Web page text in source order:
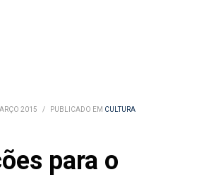
2015 / PUBLICADO EM CULTURA
para o